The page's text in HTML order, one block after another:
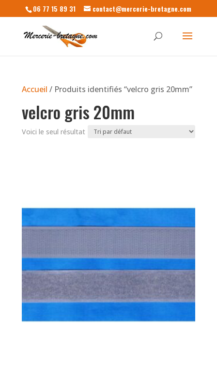
06 77 15 89 31 contact@mercerie-bretagne.com
Accueil / Produits identifiés “velcro gris 20mm”
velcro gris 20mm
Voici le seul résultat